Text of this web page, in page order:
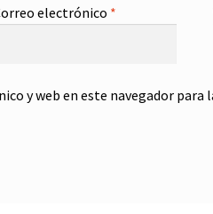
electrónico *
y web en este navegador para